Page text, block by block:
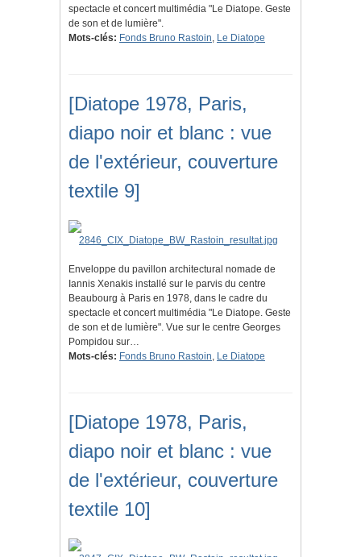
spectacle et concert multimédia "Le Diatope. Geste
de son et de lumière".
Mots-clés: Fonds Bruno Rastoin, Le Diatope
[Diatope 1978, Paris,
diapo noir et blanc : vue
de l'extérieur, couverture
textile 9]
Enveloppe du pavillon architectural nomade de
Iannis Xenakis installé sur le parvis du centre
Beaubourg à Paris en 1978, dans le cadre du
spectacle et concert multimédia "Le Diatope. Geste
de son et de lumière". Vue sur le centre Georges
Pompidou sur…
Mots-clés: Fonds Bruno Rastoin, Le Diatope
[Diatope 1978, Paris,
diapo noir et blanc : vue
de l'extérieur, couverture
textile 10]